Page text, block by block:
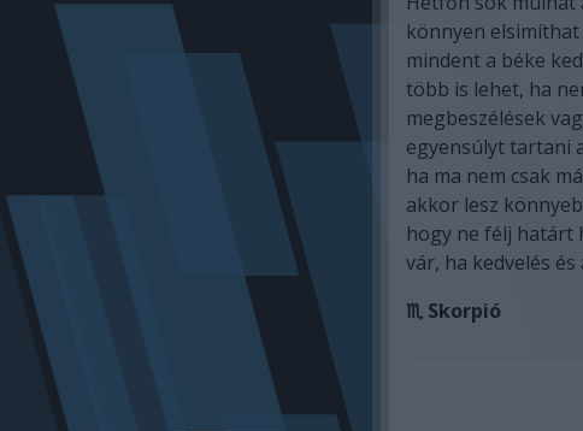
könnyen
mindent a béke
több is lehet, ha
megbeszélések
egyensúlyt tartani
ha ma nem csak
akkor lesz
hogy ne félj határt
vár, ha kedvelés és
♏ Skorpió